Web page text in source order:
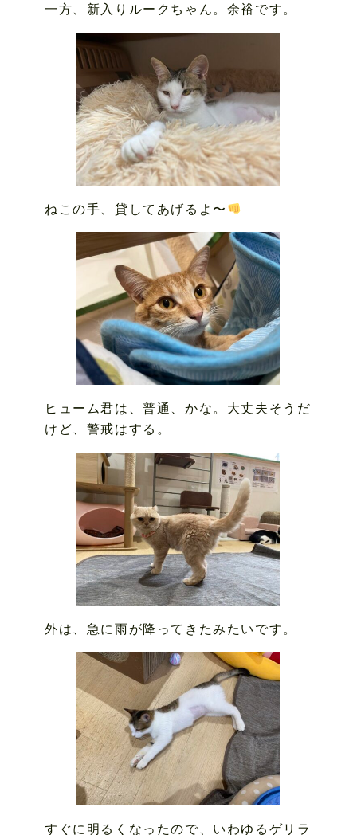
一方、新入りルークちゃん。余裕です。
ねこの手、貸してあげるよ〜
ヒューム君は、普通、かな。大丈夫そうだ
けど、警戒はする。
外は、急に雨が降ってきたみたいです。
すぐに明るくなったので、いわゆるゲリラ